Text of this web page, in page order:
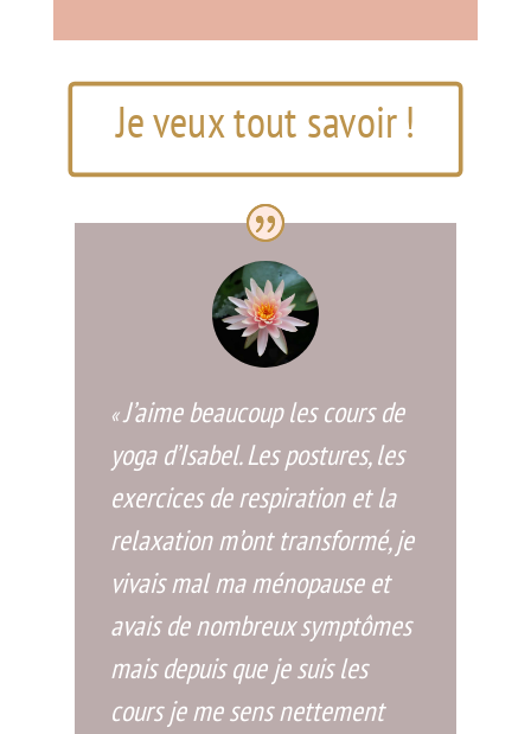
Je veux tout savoir !
«J’aime beaucoup les cours de
yoga d’Isabel. Les postures, les
exercices de respiration et la
relaxation m’ont transformé, je
vivais mal ma ménopause et
avais de nombreux symptômes
mais depuis que je suis les
cours je me sens nettement